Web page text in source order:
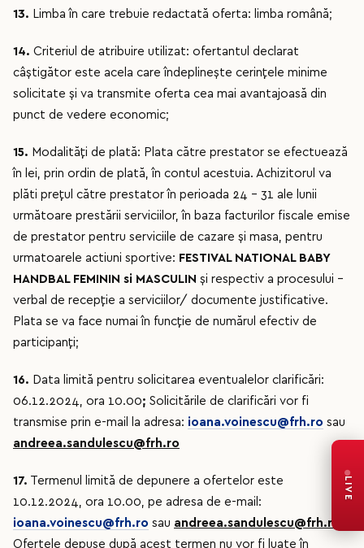
13. Limba în care trebuie redactată oferta: limba română;
14. Criteriul de atribuire utilizat: ofertantul declarat
câştigător este acela care îndeplinește cerinţele minime
solicitate și va transmite oferta cea mai avantajoasă din
punct de vedere economic;
15. Modalități de plată: Plata către prestator se efectuează
în lei, prin ordin de plată, în contul acestuia. Achizitorul va
plăti preţul către prestator în perioada 24 – 31 ale lunii
următoare prestării serviciilor, în baza facturilor fiscale emise
de prestator pentru serviciile de cazare și masa, pentru
urmatoarele actiuni sportive: FESTIVAL NATIONAL BABY
HANDBAL FEMININ si MASCULIN şi respectiv a procesului –
verbal de recepţie a serviciilor/ documente justificative.
Plata se va face numai în funcţie de numărul efectiv de
participanţi;
16. Data limită pentru solicitarea eventualelor clarificări:
06.12.2024, ora 10.00; Solicitările de clarificări vor fi
transmise prin e-mail la adresa: ioana.voinescu@frh.ro sau
andreea.sandulescu@frh.ro
17. Termenul limită de depunere a ofertelor este
10.12.2024, ora 10.00, pe adresa de e-mail:
ioana.voinescu@frh.ro sau andreea.sandulescu@frh.ro
Ofertele depuse după acest termen nu vor fi luate în
LIVE